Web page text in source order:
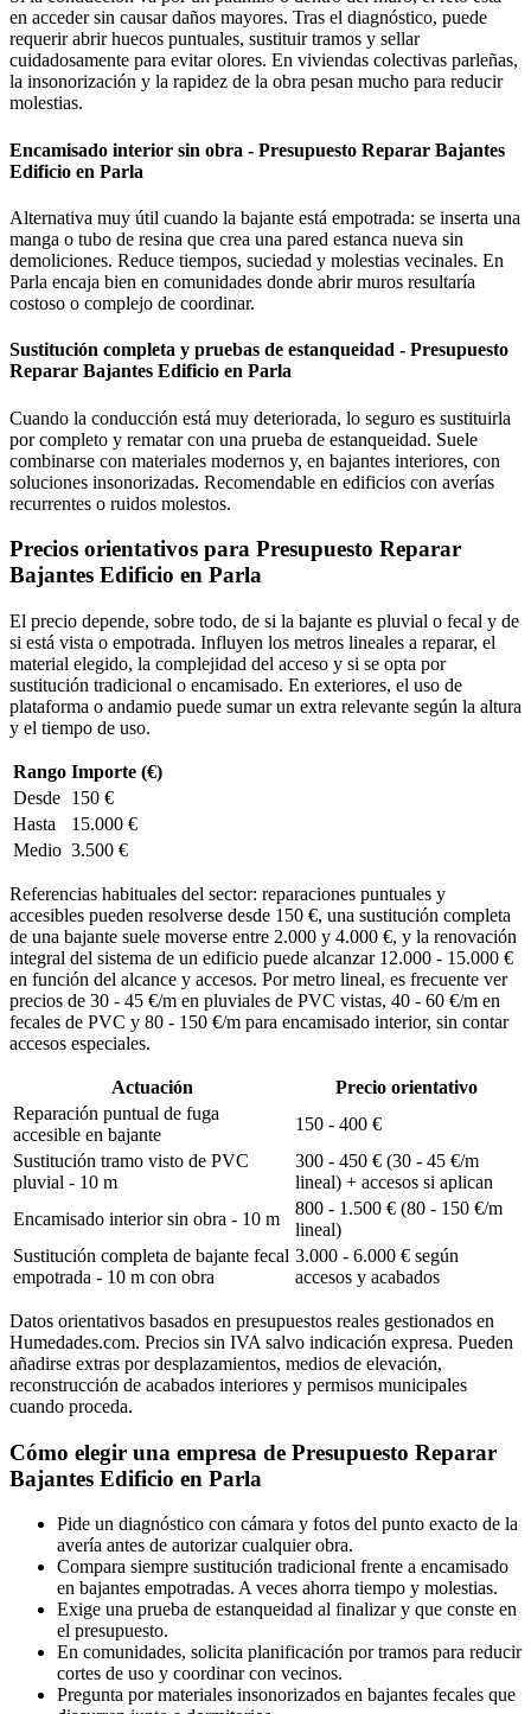
en acceder sin causar daños mayores. Tras el diagnóstico, puede
requerir abrir huecos puntuales, sustituir tramos y sellar
cuidadosamente para evitar olores. En viviendas colectivas parleñas,
la insonorización y la rapidez de la obra pesan mucho para reducir
molestias.
Encamisado interior sin obra - Presupuesto Reparar Bajantes
Edificio en Parla
Alternativa muy útil cuando la bajante está empotrada: se inserta una
manga o tubo de resina que crea una pared estanca nueva sin
demoliciones. Reduce tiempos, suciedad y molestias vecinales. En
Parla encaja bien en comunidades donde abrir muros resultaría
costoso o complejo de coordinar.
Sustitución completa y pruebas de estanqueidad - Presupuesto
Reparar Bajantes Edificio en Parla
Cuando la conducción está muy deteriorada, lo seguro es sustituirla
por completo y rematar con una prueba de estanqueidad. Suele
combinarse con materiales modernos y, en bajantes interiores, con
soluciones insonorizadas. Recomendable en edificios con averías
recurrentes o ruidos molestos.
Precios orientativos para Presupuesto Reparar
Bajantes Edificio en Parla
El precio depende, sobre todo, de si la bajante es pluvial o fecal y de
si está vista o empotrada. Influyen los metros lineales a reparar, el
material elegido, la complejidad del acceso y si se opta por
sustitución tradicional o encamisado. En exteriores, el uso de
plataforma o andamio puede sumar un extra relevante según la altura
y el tiempo de uso.
Rango Importe (€)
Desde 150 €
Hasta
15.000 €
Medio 3.500 €
Referencias habituales del sector: reparaciones puntuales y
accesibles pueden resolverse desde 150 €, una sustitución completa
de una bajante suele moverse entre 2.000 y 4.000 €, y la renovación
integral del sistema de un edificio puede alcanzar 12.000 - 15.000 €
en función del alcance y accesos. Por metro lineal, es frecuente ver
precios de 30 - 45 €/m en pluviales de PVC vistas, 40 - 60 €/m en
fecales de PVC y 80 - 150 €/m para encamisado interior, sin contar
accesos especiales.
Actuación
Precio orientativo
Reparación puntual de fuga
accesible en bajante
150 - 400 €
Sustitución tramo visto de PVC
pluvial - 10 m
300 - 450 € (30 - 45 €/m
lineal) + accesos si aplican
Encamisado interior sin obra - 10 m
800 - 1.500 € (80 - 150 €/m
lineal)
Sustitución completa de bajante fecal
empotrada - 10 m con obra
3.000 - 6.000 € según
accesos y acabados
Datos orientativos basados en presupuestos reales gestionados en
Humedades.com. Precios sin IVA salvo indicación expresa. Pueden
añadirse extras por desplazamientos, medios de elevación,
reconstrucción de acabados interiores y permisos municipales
cuando proceda.
Cómo elegir una empresa de Presupuesto Reparar
Bajantes Edificio en Parla
Pide un diagnóstico con cámara y fotos del punto exacto de la
avería antes de autorizar cualquier obra.
Compara siempre sustitución tradicional frente a encamisado
en bajantes empotradas. A veces ahorra tiempo y molestias.
Exige una prueba de estanqueidad al finalizar y que conste en
el presupuesto.
En comunidades, solicita planificación por tramos para reducir
cortes de uso y coordinar con vecinos.
Pregunta por materiales insonorizados en bajantes fecales que